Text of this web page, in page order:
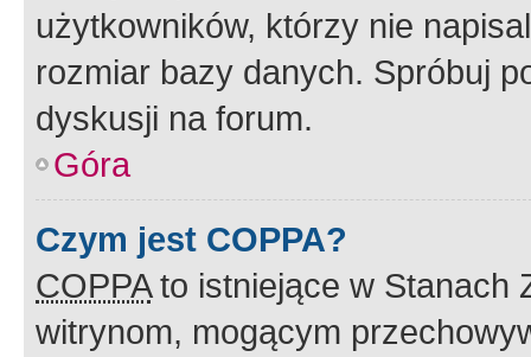
użytkowników, którzy nie
rozmiar bazy danych. Spróbuj
dyskusji na forum.
Góra
Czym jest COPPA?
COPPAto istniejące w Stanach
witrynom, mogącym